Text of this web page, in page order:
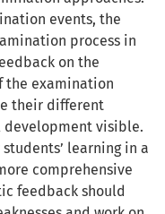
events, the
process in
on the
the examination
their different
development visible.
learning in a
comprehensive
feedback should